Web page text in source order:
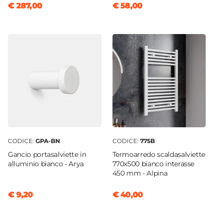
€ 287,00 € 58,00
CODICE: GPA-BN
Gancio portasalviette in
alluminio bianco - Arya
€ 9,20
CODICE: 775B
Termoarredo scaldasalviette
770x500 bianco interasse
450 mm - Alpina
€ 40,00